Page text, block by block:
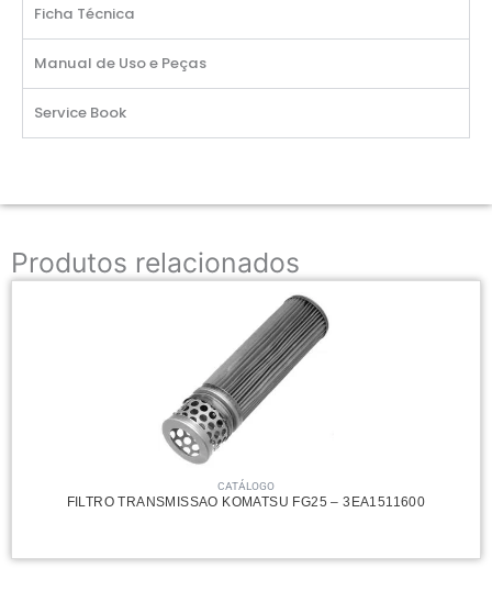
Ficha Técnica
Manual de Uso e Peças
Service Book
Produtos relacionados
CATÁLOGO
FILTRO TRANSMISSAO KOMATSU FG25 – 3EA1511600